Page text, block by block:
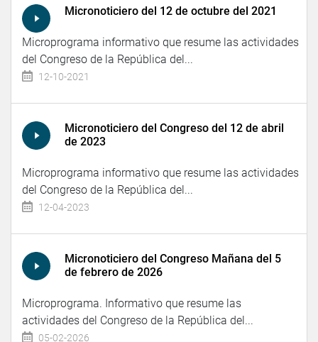
Micronoticiero del 12 de octubre del 2021
Microprograma informativo que resume las actividades
del Congreso de la República del...
12-10-2021
Micronoticiero del Congreso del 12 de abril
de 2023
Microprograma informativo que resume las actividades
del Congreso de la República del...
12-04-2023
Micronoticiero del Congreso Mañana del 5
de febrero de 2026
Microprograma. Informativo que resume las
actividades del Congreso de la República del...
05-02-2026